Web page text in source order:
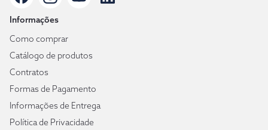
Informações
Como comprar
Catálogo de produtos
Contratos
Formas de Pagamento
Informações de Entrega
Política de Privacidade